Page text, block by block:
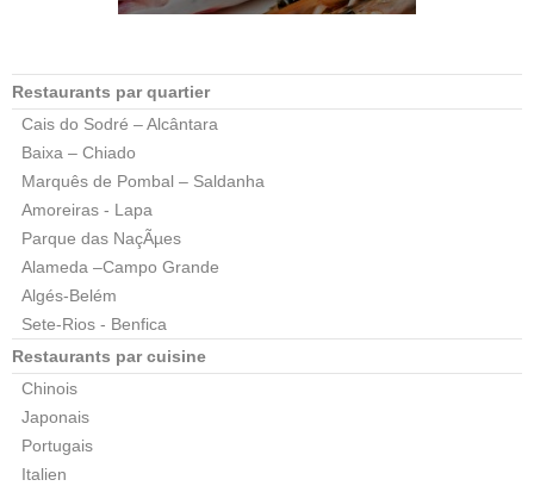
Restaurants par quartier
Cais do Sodré – Alcântara
Baixa – Chiado
Marquês de Pombal – Saldanha
Amoreiras - Lapa
Parque das NaçÃµes
Alameda –Campo Grande
Algés-Belém
Sete-Rios - Benfica
Restaurants par cuisine
Chinois
Japonais
Portugais
Italien